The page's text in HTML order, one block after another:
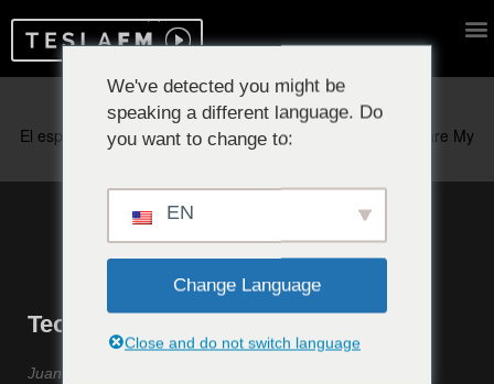
Reproduciendo ahora:
Teoría Incertidumbre #19
Juan García Castillejo y su electrocompositor
We've detected you might be
speaking a different language. Do
you want to change to:
EN
Change Language
Close and do not switch language